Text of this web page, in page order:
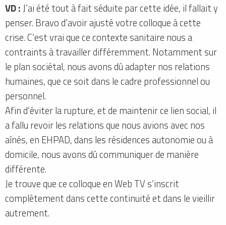
VD :J’ai été tout à fait séduite par cette idée, il fallait y
penser. Bravo d’avoir ajusté votre colloque à cette
crise. C’est vrai que ce contexte sanitaire nous a
contraints à travailler différemment. Notamment sur
le plan sociétal, nous avons dû adapter nos relations
humaines, que ce soit dans le cadre professionnel ou
personnel.
Afin d’éviter la rupture, et de maintenir ce lien social, il
a fallu revoir les relations que nous avions avec nos
aînés, en EHPAD, dans les résidences autonomie ou à
domicile, nous avons dû communiquer de manière
différente.
Je trouve que ce colloque en Web TV s’inscrit
complètement dans cette continuité et dans le vieillir
autrement.